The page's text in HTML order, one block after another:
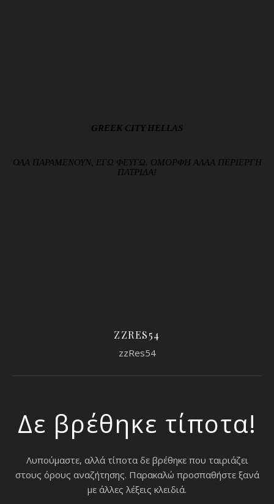
GREEK CITY HELLAS
ΟΛΑ ΠΑΡΑΜΕΝΟΥΝ, ΕΓΩ ΦΕΥΓΩ. ΟΜΟΡΦΗ ΑΛΛΑ ΠΕΡΙΕΡΓΗ
ΠΑΤΡΙΔΑ!
ZZRES54
zzRes54
Δε βρέθηκε τίποτα!
Λυπούμαστε, αλλά τίποτα δε βρέθηκε που ταιριάζει
στους όρους αναζήτησης. Παρακαλώ προσπαθήστε ξανά
με άλλες λέξεις κλειδιά.